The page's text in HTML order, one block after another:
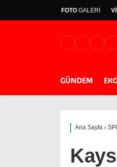
FOTO GALERİ
GÜNDEM
Ana Sayfa ›